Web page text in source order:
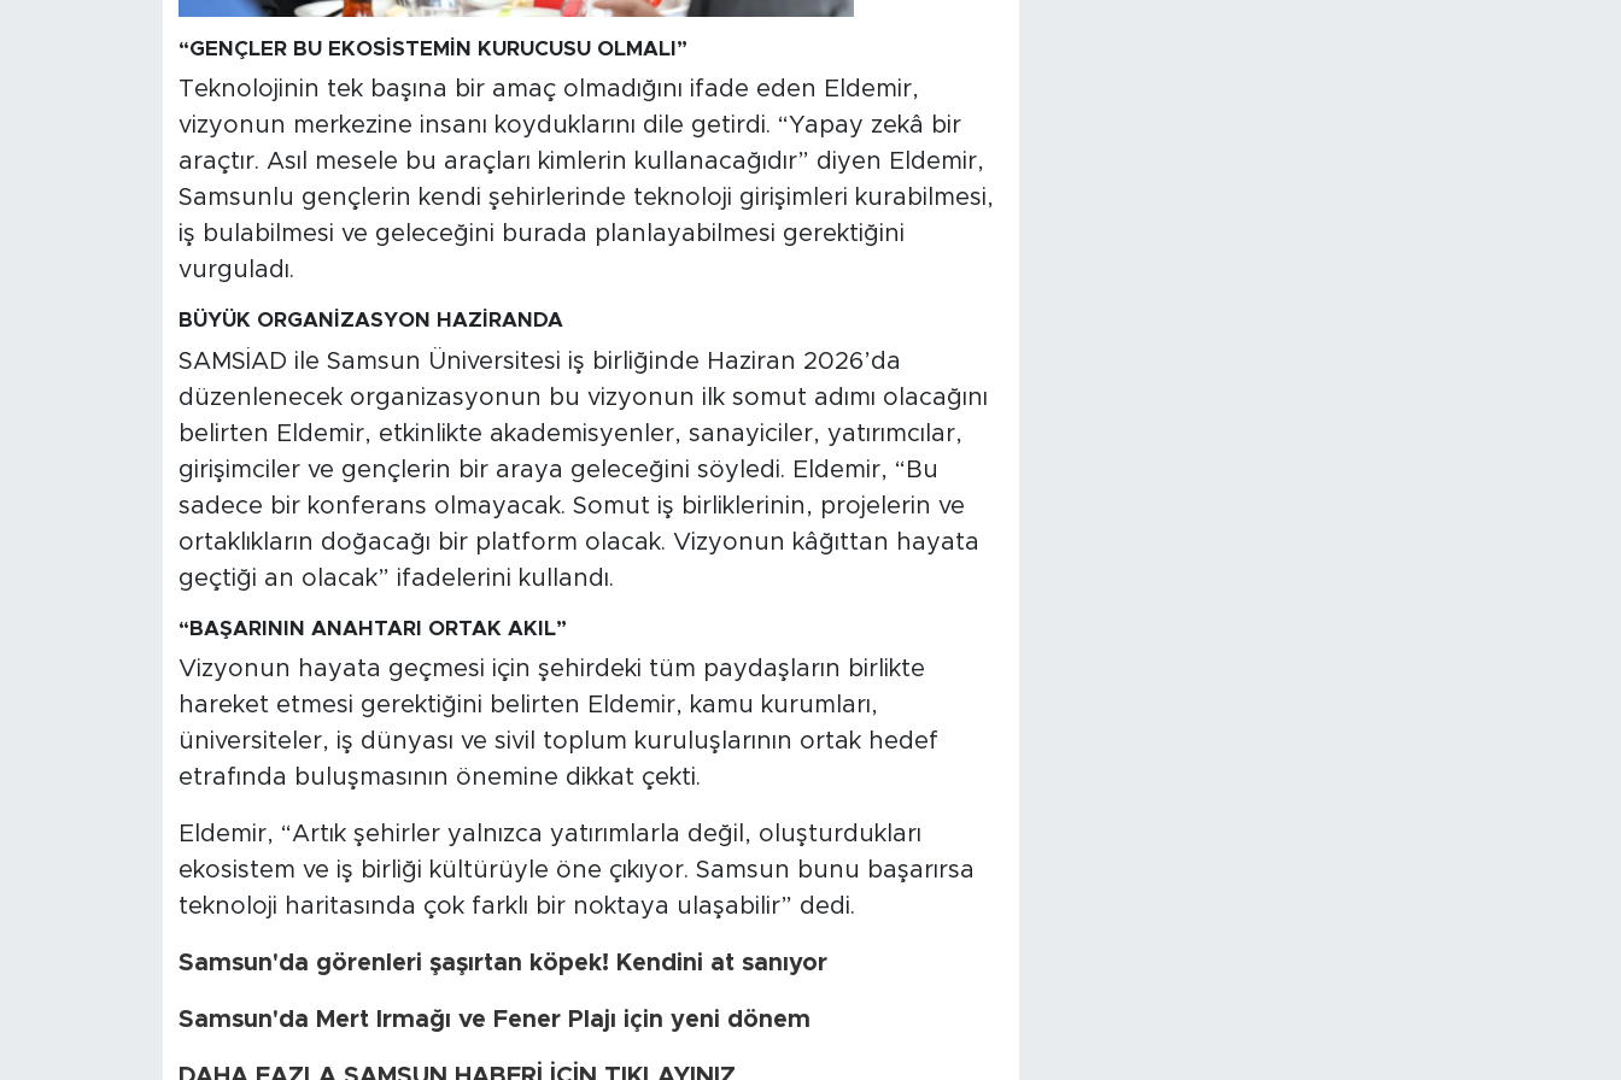
“GENÇLER BU EKOSİSTEMİN KURUCUSU OLMALI”
Teknolojinin tek başına bir amaç olmadığını ifade eden Eldemir,
vizyonun merkezine insanı koyduklarını dile getirdi. “Yapay zekâ bir
araçtır. Asıl mesele bu araçları kimlerin kullanacağıdır” diyen Eldemir,
Samsunlu gençlerin kendi şehirlerinde teknoloji girişimleri kurabilmesi,
iş bulabilmesi ve geleceğini burada planlayabilmesi gerektiğini
vurguladı.
BÜYÜK ORGANİZASYON HAZİRANDA
SAMSİAD ile Samsun Üniversitesi iş birliğinde Haziran 2026’da
düzenlenecek organizasyonun bu vizyonun ilk somut adımı olacağını
belirten Eldemir, etkinlikte akademisyenler, sanayiciler, yatırımcılar,
girişimciler ve gençlerin bir araya geleceğini söyledi. Eldemir, “Bu
sadece bir konferans olmayacak. Somut iş birliklerinin, projelerin ve
ortaklıkların doğacağı bir platform olacak. Vizyonun kâğıttan hayata
geçtiği an olacak” ifadelerini kullandı.
“BAŞARININ ANAHTARI ORTAK AKIL”
Vizyonun hayata geçmesi için şehirdeki tüm paydaşların birlikte
hareket etmesi gerektiğini belirten Eldemir, kamu kurumları,
üniversiteler, iş dünyası ve sivil toplum kuruluşlarının ortak hedef
etrafında buluşmasının önemine dikkat çekti.
Eldemir, “Artık şehirler yalnızca yatırımlarla değil, oluşturdukları
ekosistem ve iş birliği kültürüyle öne çıkıyor. Samsun bunu başarırsa
teknoloji haritasında çok farklı bir noktaya ulaşabilir” dedi.
Samsun'da görenleri şaşırtan köpek! Kendini at sanıyor
Samsun'da Mert Irmağı ve Fener Plajı için yeni dönem